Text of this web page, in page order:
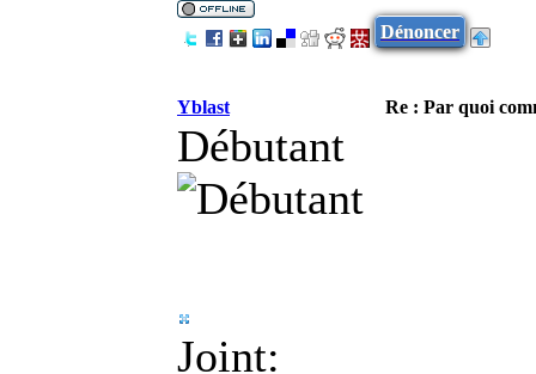
Dénoncer
Yblast Re : Par quoi
Débutant
Joint: